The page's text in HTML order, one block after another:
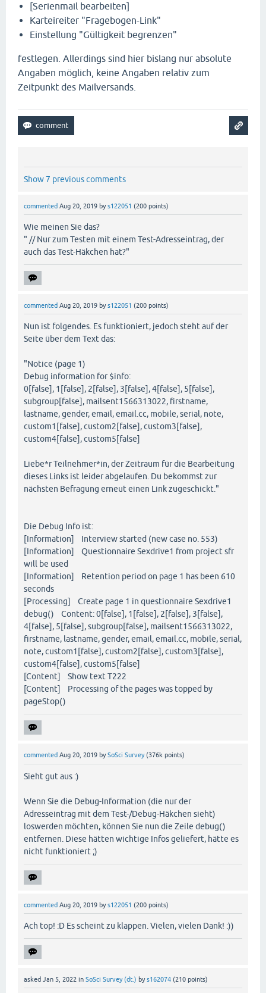
[Serienmail bearbeiten]
Karteireiter "Fragebogen-Link"
Einstellung "Gültigkeit begrenzen"
festlegen. Allerdings sind hier bislang nur absolute
Angaben möglich, keine Angaben relativ zum
Zeitpunkt des Mailversands.
Show 7 previous comments
commented Aug 20, 2019 bys122051 (200 points)
Wie meinen Sie das?
" // Nur zum Testen mit einem Test-Adresseintrag, der
auch das Test-Häkchen hat?"
commented Aug 20, 2019 bys122051 (200 points)
Nun ist folgendes. Es funktioniert, jedoch steht auf der
Seite über dem Text das:
"Notice (page 1)
Debug information for $info:
0[false], 1[false], 2[false], 3[false], 4[false], 5[false],
subgroup[false], mailsent1566313022, firstname,
lastname, gender, email, email.cc, mobile, serial, note,
custom1[false], custom2[false], custom3[false],
custom4[false], custom5[false]
Liebe*r Teilnehmer*in, der Zeitraum für die Bearbeitung
dieses Links ist leider abgelaufen. Du bekommst zur
nächsten Befragung erneut einen Link zugeschickt."
Die Debug Info ist:
[Information] Interview started (new case no. 553)
[Information] Questionnaire Sexdrive1 from project sfr
will be used
[Information] Retention period on page 1 has been 610
seconds
[Processing] Create page 1 in questionnaire Sexdrive1
debug() Content: 0[false], 1[false], 2[false], 3[false],
4[false], 5[false], subgroup[false], mailsent1566313022,
firstname, lastname, gender, email, email.cc, mobile, serial,
note, custom1[false], custom2[false], custom3[false],
custom4[false], custom5[false]
[Content] Show text T222
[Content] Processing of the pages was topped by
pageStop()
commented Aug 20, 2019 bySoSci Survey (376k points)
Sieht gut aus :)
Wenn Sie die Debug-Information (die nur der
Adresseintrag mit dem Test-/Debug-Häkchen sieht)
loswerden möchten, können Sie nun die Zeile debug()
entfernen. Diese hätten wichtige Infos geliefert, hätte es
nicht funktioniert ;)
commented Aug 20, 2019 bys122051 (200 points)
Ach top! :D Es scheint zu klappen. Vielen, vielen Dank! :))
asked Jan 5, 2022 in SoSci Survey (dt.) bys162074 (210 points)